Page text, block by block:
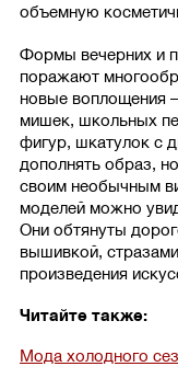
объемную
Формы вечерних и
поражают
новые воплощения
мишек, школьных
фигур, шкатулок с
дополнять образ,
своим необычным
моделей можно
Они обтянуты
вышивкой,
произведения
Читайте также:
Мода холодного